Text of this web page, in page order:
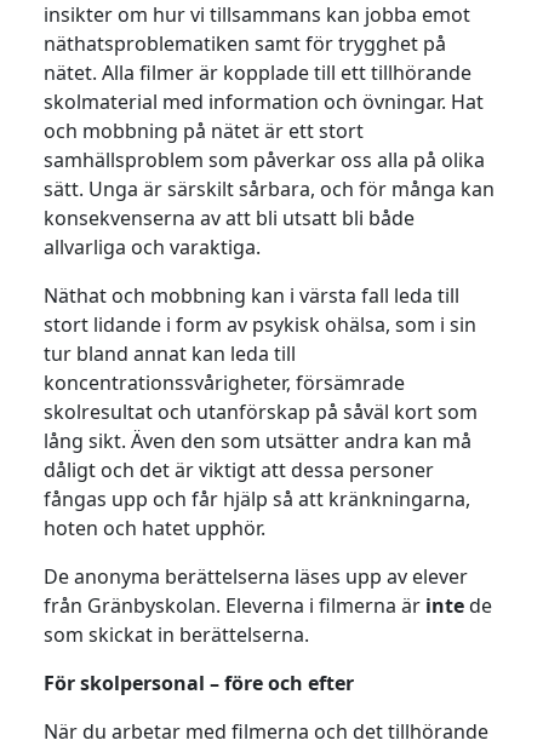
insikter om hur vi tillsammans kan jobba emot
näthatsproblematiken samt för trygghet på
nätet. Alla filmer är kopplade till ett tillhörande
skolmaterial med information och övningar. Hat
och mobbning på nätet är ett stort
samhällsproblem som påverkar oss alla på olika
sätt. Unga är särskilt sårbara, och för många kan
konsekvenserna av att bli utsatt bli både
allvarliga och varaktiga.
Näthat och mobbning kan i värsta fall leda till
stort lidande i form av psykisk ohälsa, som i sin
tur bland annat kan leda till
koncentrationssvårigheter, försämrade
skolresultat och utanförskap på såväl kort som
lång sikt. Även den som utsätter andra kan må
dåligt och det är viktigt att dessa personer
fångas upp och får hjälp så att kränkningarna,
hoten och hatet upphör.
De anonyma berättelserna läses upp av elever
från Gränbyskolan. Eleverna i filmerna är intede
som skickat in berättelserna.
För skolpersonal – före och efter
När du arbetar med filmerna och det tillhörande